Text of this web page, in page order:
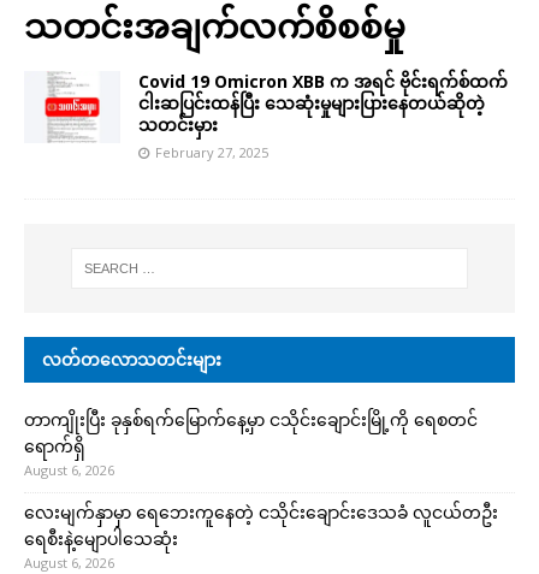
သတင်းအချက်လက်စိစစ်မှု
Covid 19 Omicron XBB က အရင် ဗိုင်းရက်စ်ထက်
ငါးဆပြင်းထန်ပြီး သေဆုံးမှုများပြားနေတယ်ဆိုတဲ့
သတင်းမှား
February 27, 2025
လတ်တလောသတင်းများ
တာကျိုးပြီး ခုနှစ်ရက်မြောက်နေ့မှာ ငသိုင်းချောင်းမြို့ကို ရေစတင်
ရောက်ရှိ
August 6, 2026
လေးမျက်နှာမှာ ရေဘေးကူနေတဲ့ ငသိုင်းချောင်းဒေသခံ လူငယ်တဦး
ရေစီးနဲ့မျောပါသေဆုံး
August 6, 2026